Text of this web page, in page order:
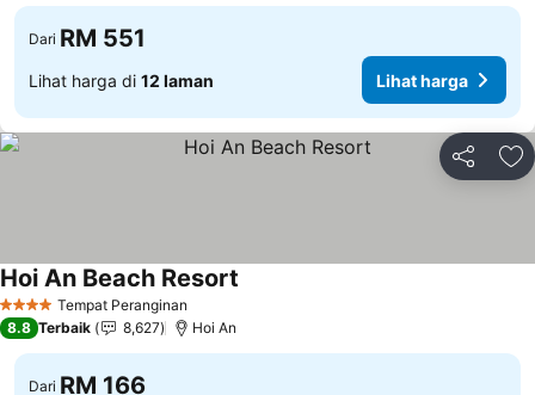
Dari RM 551
Lihat harga di 12 laman Lihat harga
Kongsi
4 BintangTempat Peranginan
Hoi An Beach Resort
8.8 Terbaik 8,627 Hoi An
Dari RM 166